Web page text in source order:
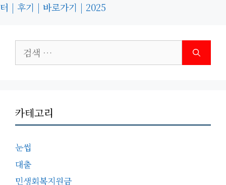
터 | 후기 | 바로가기 | 2025
색:
카테고리
눈썹
대출
민생회복지원금